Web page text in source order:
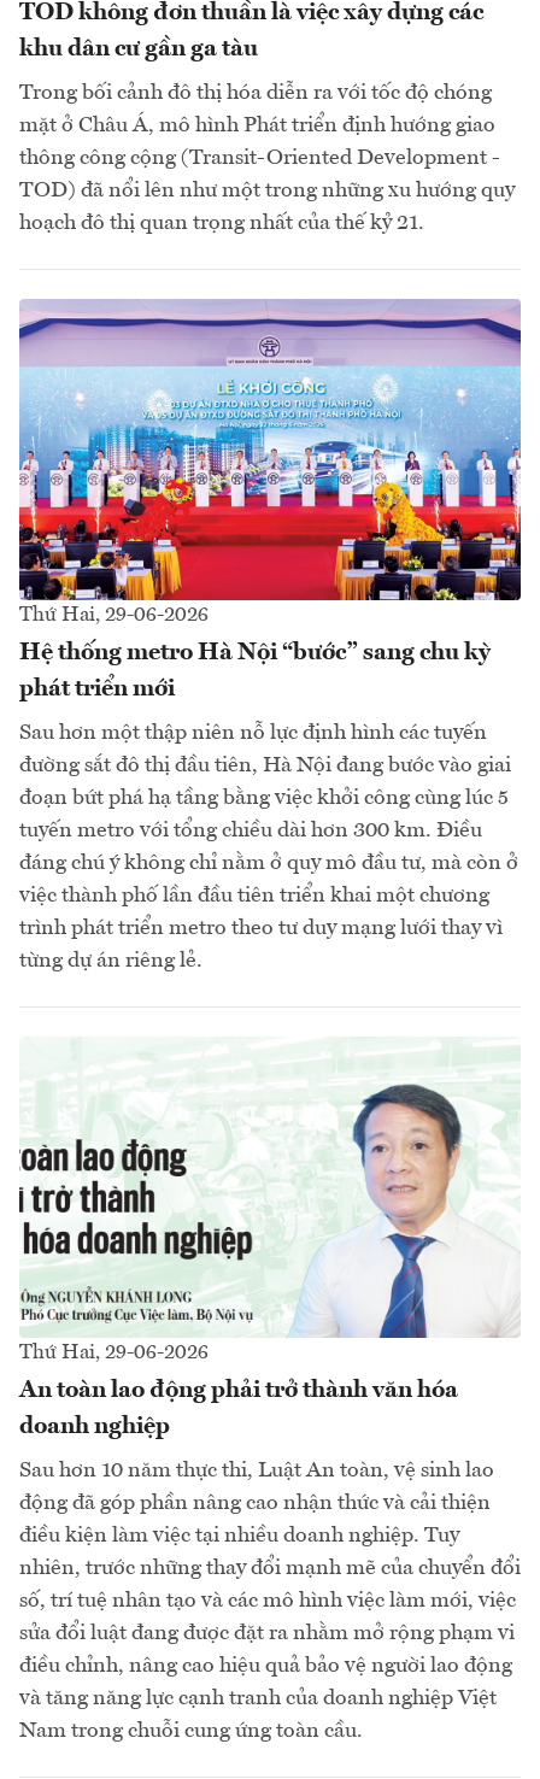
TOD không đơn thuần là việc xây dựng các
khu dân cư gần ga tàu
Trong bối cảnh đô thị hóa diễn ra với tốc độ chóng
mặt ở Châu Á, mô hình Phát triển định hướng giao
thông công cộng (Transit-Oriented Development -
TOD) đã nổi lên như một trong những xu hướng quy
hoạch đô thị quan trọng nhất của thế kỷ 21.
Thứ Hai, 29-06-2026
Hệ thống metro Hà Nội “bước” sang chu kỳ
phát triển mới
Sau hơn một thập niên nỗ lực định hình các tuyến
đường sắt đô thị đầu tiên, Hà Nội đang bước vào giai
đoạn bứt phá hạ tầng bằng việc khởi công cùng lúc 5
tuyến metro với tổng chiều dài hơn 300 km. Điều
đáng chú ý không chỉ nằm ở quy mô đầu tư, mà còn ở
việc thành phố lần đầu tiên triển khai một chương
trình phát triển metro theo tư duy mạng lưới thay vì
từng dự án riêng lẻ.
Thứ Hai, 29-06-2026
An toàn lao động phải trở thành văn hóa
doanh nghiệp
Sau hơn 10 năm thực thi, Luật An toàn, vệ sinh lao
động đã góp phần nâng cao nhận thức và cải thiện
điều kiện làm việc tại nhiều doanh nghiệp. Tuy
nhiên, trước những thay đổi mạnh mẽ của chuyển đổi
số, trí tuệ nhân tạo và các mô hình việc làm mới, việc
sửa đổi luật đang được đặt ra nhằm mở rộng phạm vi
điều chỉnh, nâng cao hiệu quả bảo vệ người lao động
và tăng năng lực cạnh tranh của doanh nghiệp Việt
Nam trong chuỗi cung ứng toàn cầu.